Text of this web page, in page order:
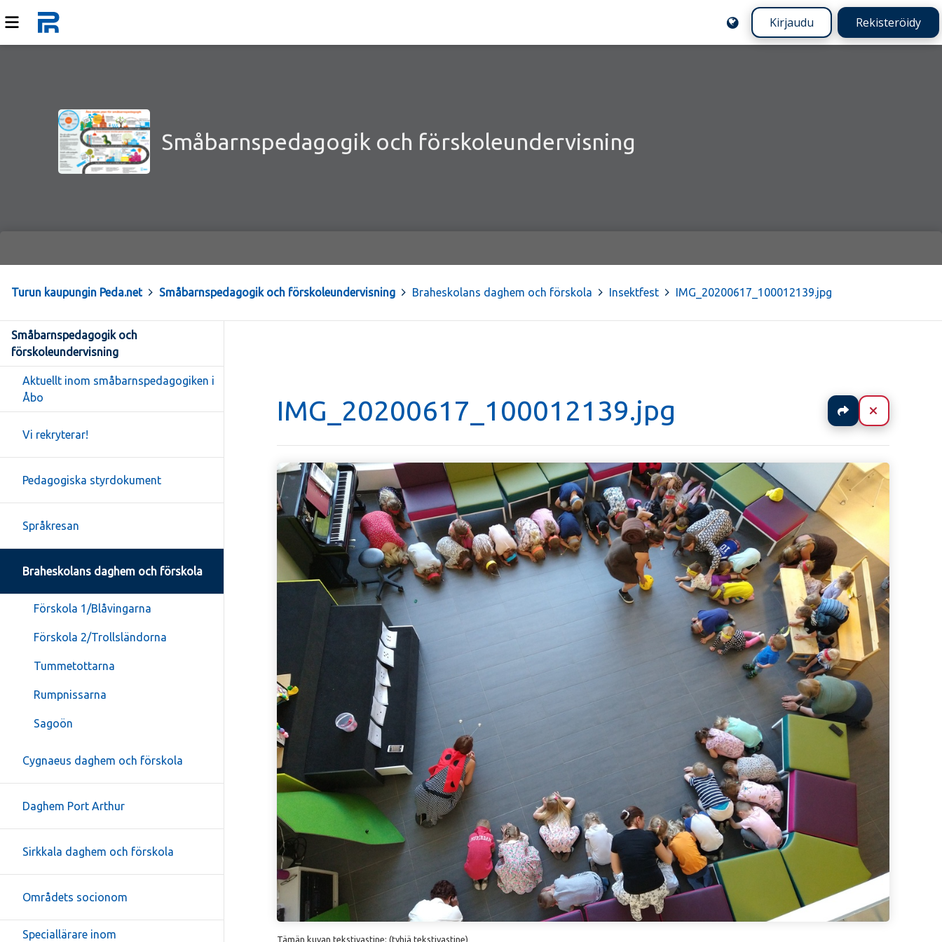
Kirjaudu Rekisteröidy
Småbarnspedagogik och förskoleundervisning
Turun kaupungin Peda.net Småbarnspedagogik och förskoleundervisning Braheskolans daghem och förskola Insektfest IMG_20200617_100012139.jpg
IMG_20200617_100012139.jpg Jaa
Tämän kuvan tekstivastine: (tyhjä tekstivastine)
Småbarnspedagogik och
förskoleundervisning
Aktuellt inom småbarnspedagogiken i
Åbo
Vi rekryterar!
Pedagogiska styrdokument
Språkresan
Braheskolans daghem och förskola
Förskola 1/Blåvingarna
Förskola 2/Trollsländorna
Tummetottarna
Rumpnissarna
Sagoön
Cygnaeus daghem och förskola
Daghem Port Arthur
Sirkkala daghem och förskola
Områdets socionom
Speciallärare inom